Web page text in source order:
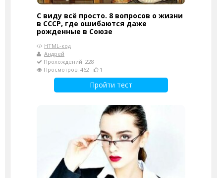
С виду всё просто. 8 вопросов о жизни
в СССР, где ошибаются даже
рожденные в Союзе
HTML-код
Андрей
Прохождений: 228
Просмотров: 462
1
Пройти тест